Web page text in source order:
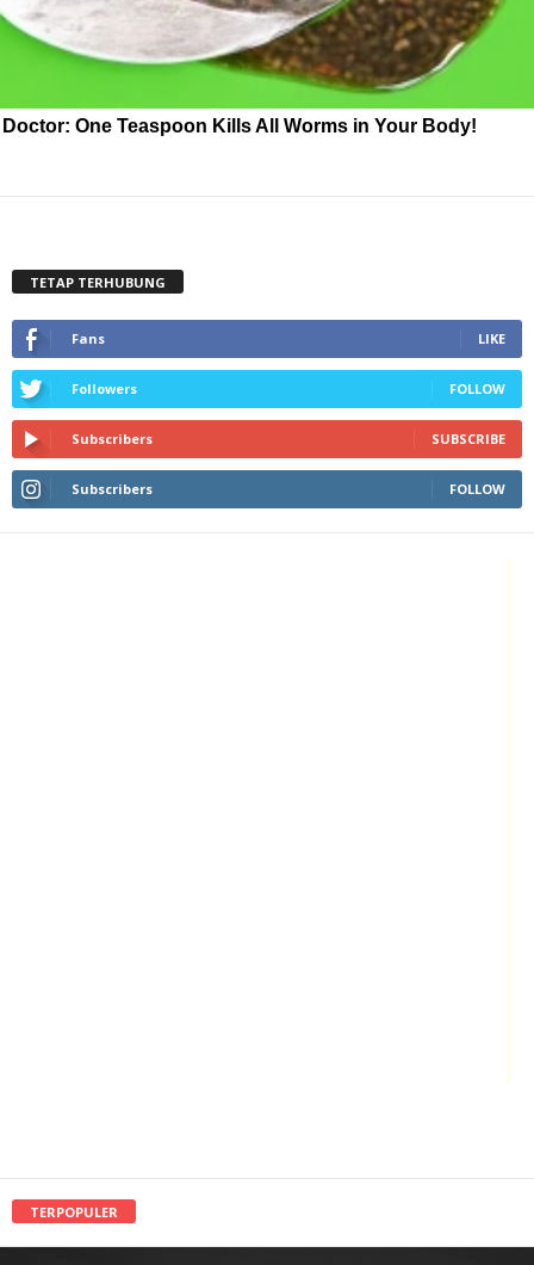
Doctor: One Teaspoon Kills All Worms in Your Body!
TETAP TERHUBUNG
Fans LIKE
Followers FOLLOW
Subscribers SUBSCRIBE
Subscribers FOLLOW
TERPOPULER